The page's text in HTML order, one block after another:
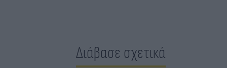
Διάβασε σχετικά